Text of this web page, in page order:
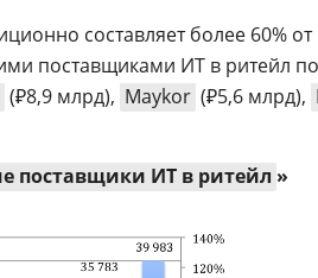
составляет более 60% от
поставщиками ИТ в ритейл по
(₽8,9 млрд), Maykor (₽5,6 млрд),
поставщики ИТ в ритейл »